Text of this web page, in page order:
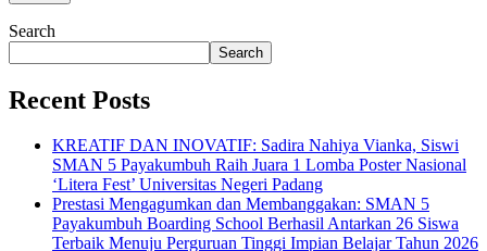
Search
Search
Recent Posts
KREATIF DAN INOVATIF: Sadira Nahiya Vianka, Siswi
SMAN 5 Payakumbuh Raih Juara 1 Lomba Poster Nasional
‘Litera Fest’ Universitas Negeri Padang
Prestasi Mengagumkan dan Membanggakan: SMAN 5
Payakumbuh Boarding School Berhasil Antarkan 26 Siswa
Terbaik Menuju Perguruan Tinggi Impian Belajar Tahun 2026